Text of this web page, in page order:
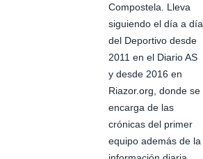
Compostela. Lleva
siguiendo el día a día
del Deportivo desde
2011 en el Diario AS
y desde 2016 en
Riazor.org, donde se
encarga de las
crónicas del primer
equipo además de la